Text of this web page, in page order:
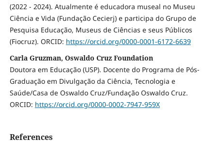
(2022 - 2024). Atualmente é educadora museal no Museu
Ciência e Vida (Fundação Cecierj) e participa do Grupo de
Pesquisa Educação, Museus de Ciências e seus Públicos
(Fiocruz). ORCID: https://orcid.org/0000-0001-6172-6639
Carla Gruzman, Oswaldo Cruz Foundation
Doutora em Educação (USP). Docente do Programa de Pós-
Graduação em Divulgação da Ciência, Tecnologia e
Saúde/Casa de Oswaldo Cruz/Fundação Oswaldo Cruz.
ORCID: https://orcid.org/0000-0002-7947-959X
References